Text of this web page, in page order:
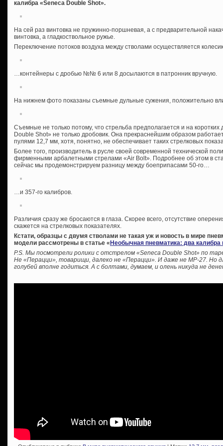
калибра «Seneca Double Shot».
На сей раз винтовка не пружинно-поршневая, а с предварительной
винтовка, а гладкоствольное ружье.
Переключение потоков воздуха между стволами осуществляется
…контейнеры с дробью №№ 6 или 8 досылаются в патронник вручную.
На нижнем фото показаны съемные дульные сужения, положительно
Съемные не только потому, что стрельба предполагается и на
Double Shot» не только дробовик. Она прекраснейшим образом
пулями 12,7 мм, хотя, понятно, не обеспечивает таких стрелковых
Более того, производитель в русле своей современной технической
фирменными арбалетными стрелами «Air Bolt». Подробнее об этом в
сейчас мы продемонстрируем разницу между боеприпасами 50-го…
…и 357-го калибров.
Различия сразу же бросаются в глаза. Скорее всего, отсутствие
скажется на стрелковых показателях.
Кстати, образцы с двумя стволами не такая уж и новость в мире
модели рассмотрены в статье «Необычная пневматика: два калибра
P.S. Мы посмотрели ролики с отстрелом «Seneca Double Shot» по
Не «Перацци», товарищи, далеко не «Перацци». И даже не МР-27. Но
голубей вполне годиться. А с болтами, думаем, и олень никуда не